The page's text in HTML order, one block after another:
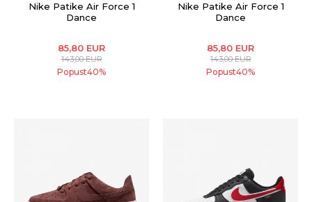
Nike Patike Air Force 1
Dance
85,80 EUR
143,00EUR
Popust40%
Nike Patike Air Force 1
Dance
85,80 EUR
143,00EUR
Popust40%